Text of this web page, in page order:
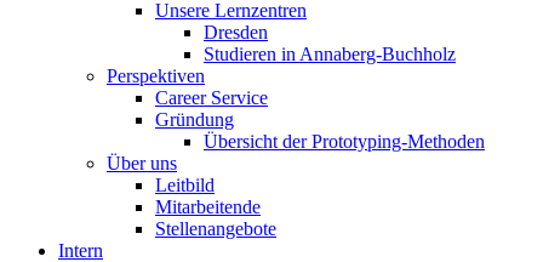
Unsere Lernzentren
Dresden
Studieren in Annaberg-Buchholz
Perspektiven
Career Service
Gründung
Übersicht der Prototyping-Methoden
Über uns
Leitbild
Mitarbeitende
Stellenangebote
Intern